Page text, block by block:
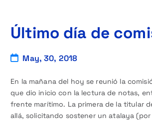
Último día de
May, 30, 2018
En la mañana del hoy se reunió la
que dio inicio con la lectura de notas,
frente marítimo. La primera de la titular
allá, solicitando sostener un atalaya